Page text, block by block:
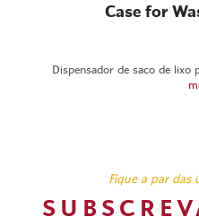
Case for
Dispensador de saco de lixo
Fique a par das